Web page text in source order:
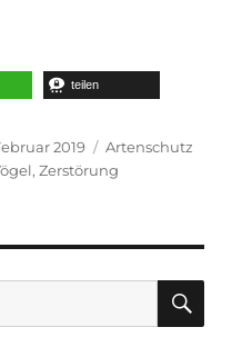
teilen
2019 Kategorien
Artenschutz
,Zerstörung